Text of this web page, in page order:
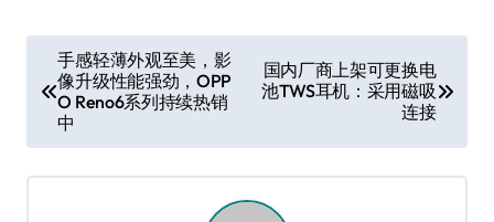
章
手感轻薄外观至美，影
像升级性能强劲，OPP
O Reno6系列持续热销
中
国内厂商上架可更换电
池TWS耳机：采用磁吸
连接